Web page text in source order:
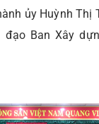
ủy Huỳnh Thị
đạo Ban Xây